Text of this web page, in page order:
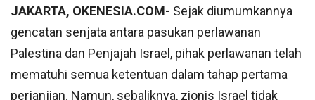
JAKARTA, OKENESIA.COM- Sejak diumumkannya
gencatan senjata antara pasukan perlawanan
Palestina dan Penjajah Israel, pihak perlawanan telah
mematuhi semua ketentuan dalam tahap pertama
perjanjian. Namun, sebaliknya, zionis Israel tidak